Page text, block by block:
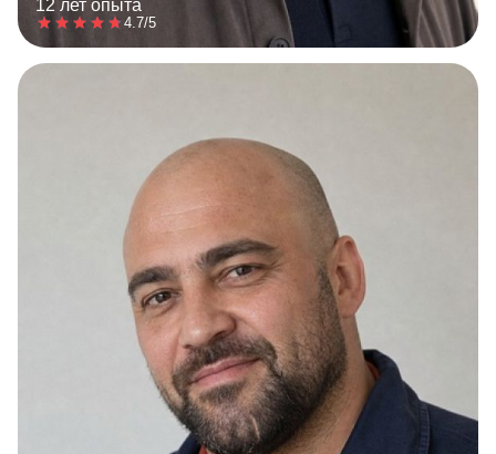
12 лет опыта
4.7/5